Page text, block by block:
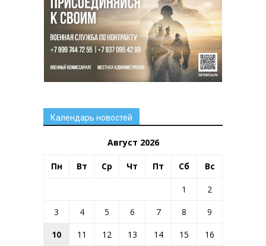
Календарь новостей
Август 2026
Пн Вт Ср Чт Пт Сб Вс
1
2
3
4 5 6 7 8
9
10
11 12 13 14 15
16